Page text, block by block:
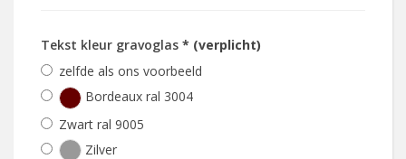
Tekst kleur gravoglas * (verplicht)
zelfde als ons voorbeeld
Bordeaux ral 3004
Zwart ral 9005
Zilver